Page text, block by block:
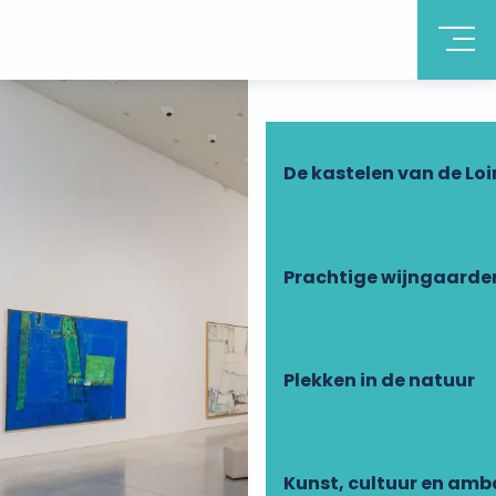
Ontdek Touraine
De kastelen van de
Prachtige
Plekken in de natuur
Kunst, cultuur en